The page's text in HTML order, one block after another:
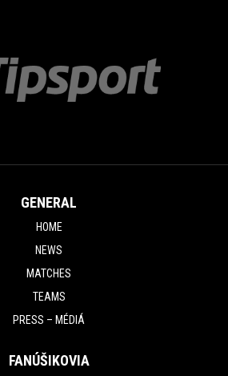
GENERAL
HOME
NEWS
MATCHES
TEAMS
PRESS – MÉDIÁ
FANÚŠIKOVIA